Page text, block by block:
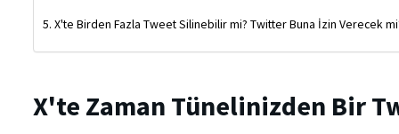
X'te Birden Fazla Tweet Silinebilir mi? Twitter Buna İzin Verecek
X'te Zaman Tünelinizden Bir